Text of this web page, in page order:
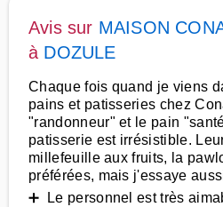
Avis sur MAISON
à DOZULE
Chaque fois quand je viens
pains et patisseries chez
"randonneur" et le pain
patisserie est irrésistible.
millefeuille aux fruits, la
préférées, mais j'essaye
➕ Le personnel est très